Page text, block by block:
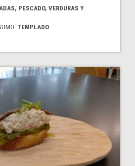
PESCADO, VERDURAS Y
TEMPLADO